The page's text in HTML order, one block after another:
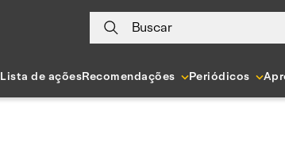
Buscar
Lista de açõesRecomendações Periódicos